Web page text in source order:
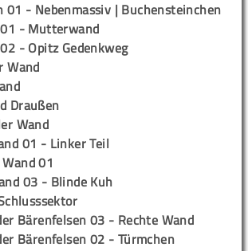
01 - Nebenmassiv | Buchensteinchen
- Mutterwand
- Opitz Gedenkweg
Wand
Draußen
Wand
01 - Linker Teil
01
03 - Blinde Kuh
Bärenfelsen 03 - Rechte Wand
Bärenfelsen 02 - Türmchen